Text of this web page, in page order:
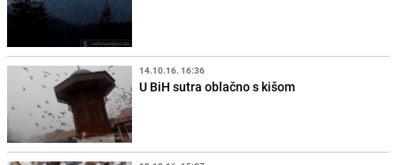
14.10.16. 16:36
U BiH sutra oblačno s kišom